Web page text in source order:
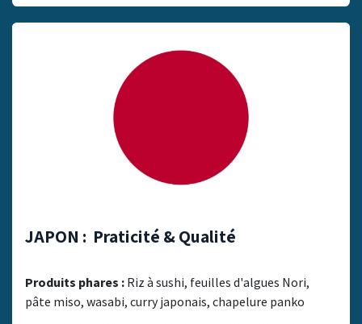
JAPON : Praticité & Qualité
Produits phares : Riz à sushi, feuilles d'algues Nori,
pâte miso, wasabi, curry japonais, chapelure panko